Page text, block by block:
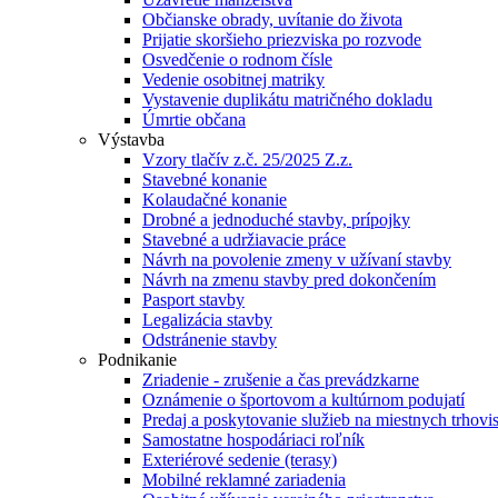
Občianske obrady, uvítanie do života
Prijatie skoršieho priezviska po rozvode
Osvedčenie o rodnom čísle
Vedenie osobitnej matriky
Vystavenie duplikátu matričného dokladu
Úmrtie občana
Výstavba
Vzory tlačív z.č. 25/2025 Z.z.
Stavebné konanie
Kolaudačné konanie
Drobné a jednoduché stavby, prípojky
Stavebné a udržiavacie práce
Návrh na povolenie zmeny v užívaní stavby
Návrh na zmenu stavby pred dokončením
Pasport stavby
Legalizácia stavby
Odstránenie stavby
Podnikanie
Zriadenie - zrušenie a čas prevádzkarne
Oznámenie o športovom a kultúrnom podujatí
Predaj a poskytovanie služieb na miestnych
Samostatne hospodáriaci roľník
Exteriérové sedenie (terasy)
Mobilné reklamné zariadenia